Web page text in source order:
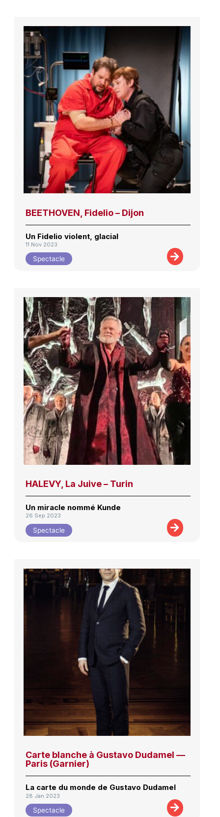
BEETHOVEN, Fidelio – Dijon
Un Fidelio violent, glacial
11 Nov 2023
Spectacle
HALEVY, La Juive – Turin
Un miracle nommé Kunde
26 Sep 2023
Spectacle
Carte blanche à Gustavo Dudamel —
Paris (Garnier)
La carte du monde de Gustavo Dudamel
28 Jan 2023
Spectacle